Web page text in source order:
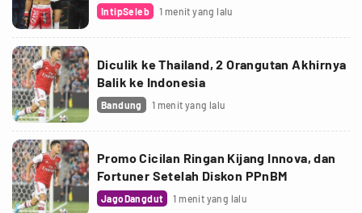
IntipSeleb 1 menit yang lalu
Diculik ke Thailand, 2 Orangutan Akhirnya
Balik ke Indonesia
Bandung 1 menit yang lalu
Promo Cicilan Ringan Kijang Innova, dan
Fortuner Setelah Diskon PPnBM
JagoDangdut 1 menit yang lalu